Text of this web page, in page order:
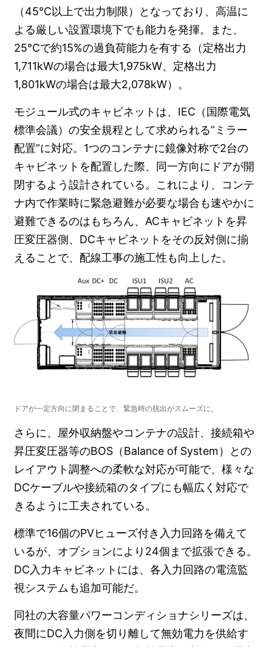
（45℃以上で出力制限）となっており、高温に
よる厳しい設置環境下でも能力を発揮。また、
25℃で約15%の過負荷能力を有する（定格出力
1,711kWの場合は最大1,975kW、定格出力
1,801kWの場合は最大2,078kW）。
モジュール式のキャビネットは、IEC（国際電気
標準会議）の安全規程として求められる”ミラー
配置”に対応。1つのコンテナに鏡像対称で2台の
キャビネットを配置した際、同一方向にドアが開
閉するよう設計されている。これにより、コンテ
ナ内で作業時に緊急避難が必要な場合も速やかに
避難できるのはもちろん、ACキャビネットを昇
圧変圧器側、DCキャビネットをその反対側に揃
えることで、配線工事の施工性も向上した。
ドアが一定方向に閉まることで、緊急時の脱出がスムーズに。
さらに、屋外収納盤やコンテナの設計、接続箱や
昇圧変圧器等のBOS（Balance of System）との
レイアウト調整への柔軟な対応が可能で、様々な
DCケーブルや接続箱のタイプにも幅広く対応で
きるように工夫されている。
標準で16個のPVヒューズ付き入力回路を備えて
いるが、オプションにより24個まで拡張できる。
DC入力キャビネットには、各入力回路の電流監
視システムも追加可能だ。
同社の大容量パワーコンディショナシリーズは、
夜間にDC入力側を切り離して無効電力を供給す